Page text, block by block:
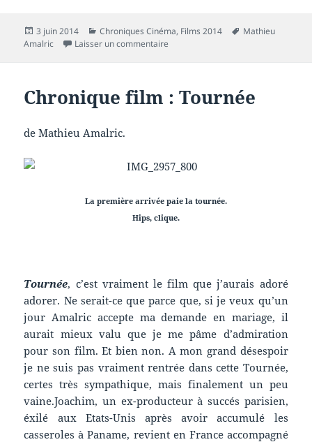
Publié
le
3 juin 2014 Catégories
Chroniques Cinéma, Films 2014
Mots-
Mathieu
Amalric
Laisser un commentaire
Chronique film : Tournée
de Mathieu Amalric.
La première arrivée paie la tournée.
Hips, clique.
Tournée, c’est vraiment le film que j’aurais adoré
adorer. Ne serait-ce que parce que, si je veux qu’un
jour Amalric accepte ma demande en mariage, il
aurait mieux valu que je me pâme d’admiration
pour son film. Et bien non. A mon grand désespoir
je ne suis pas vraiment rentrée dans cette Tournée,
certes très sympathique, mais finalement un peu
vaine.Joachim, un ex-producteur à succés parisien,
éxilé aux Etats-Unis après avoir accumulé les
casseroles à Paname, revient en France accompagné